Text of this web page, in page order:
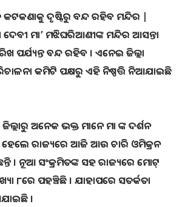
ଦୃଷ୍ଟିରୁ ବନ୍ଦ ରହିବ ମନ୍ଦିର |
ଦେବୀ ମା’ ମଝିଘରିଆଣୀଙ୍କ ମନ୍ଦିର ଆସନ୍ତା
ପର୍ଯ୍ୟନ୍ତ ବନ୍ଦ ରହିବ । ଏନେଇ ଜିଲ୍ଲା
କମିଟି ପକ୍ଷରୁ ଏହି ନିଷ୍ପତ୍ତି ନିଆଯାଇଛି
ଅନେକ ଭକ୍ତ ମାନେ ମା ଙ୍କ ଦର୍ଶନ
ହେଲେ ରାଜ୍ୟରେ ଆଜି ଆଉ ଚାରି ଓମିକ୍ରନ
। ନୂଆ ସଂକ୍ରମିତଙ୍କ ସହ ରାଜ୍ୟରେ ମୋଟ୍
୮ରେ ପହଞ୍ଚିଛି । ଯାହାପରେ ସତର୍କତା
।